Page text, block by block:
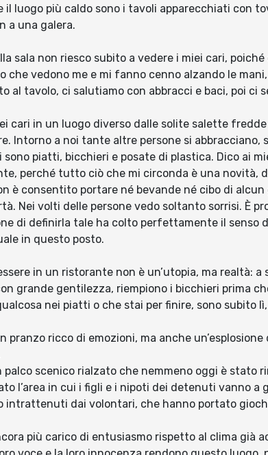
il luogo più caldo sono i tavoli apparecchiati con
a una galera.
sala non riesco subito a vedere i miei cari, poiché
che vedono me e mi fanno cenno alzando le
al tavolo, ci salutiamo con abbracci e baci, poi ci
cari in un luogo diverso dalle solite salette
Intorno a noi tante altre persone si abbracciano,
sono piatti, bicchieri e posate di plastica. Dico ai
perché tutto ciò che mi circonda è una novità,
è consentito portare né bevande né cibo di alcun
Nei volti delle persone vedo soltanto sorrisi. È
di definirla tale ha colto perfettamente il senso
in questo posto.
in un ristorante non è un’utopia, ma realtà: a
grande gentilezza, riempiono i bicchieri prima
nei piatti o che stai per finire, sono subito
pranzo ricco di emozioni, ma anche un’esplosione
palco scenico rialzato che nemmeno oggi è stato
l’area in cui i figli e i nipoti dei detenuti vanno a
intrattenuti dai volontari, che hanno portato
più carico di entusiasmo rispetto al clima già